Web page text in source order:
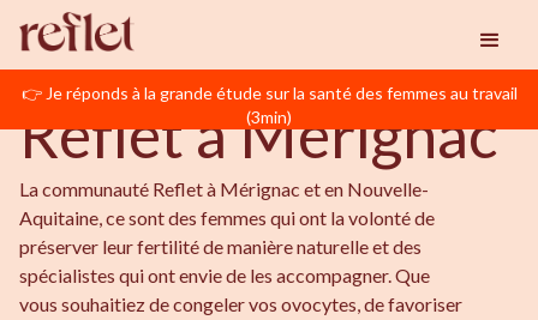
👉 Je réponds à la grande étude sur la santé des femmes au travail
(3min)
Reflet Mérignac
Reflet à Mérignac
La communauté Reflet à Mérignac et en Nouvelle-
Aquitaine, ce sont des femmes qui ont la volonté de
préserver leur fertilité de manière naturelle et des
spécialistes qui ont envie de les accompagner. Que
vous souhaitiez de congeler vos ovocytes, de favoriser